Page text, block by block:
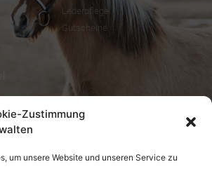
Zustimmung
um unsere Website und unseren Service zu
Lederpflege
Gutscheine